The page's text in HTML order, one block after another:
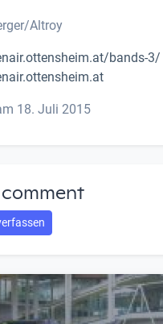
Altroy
bands-3/
18. Juli 2015